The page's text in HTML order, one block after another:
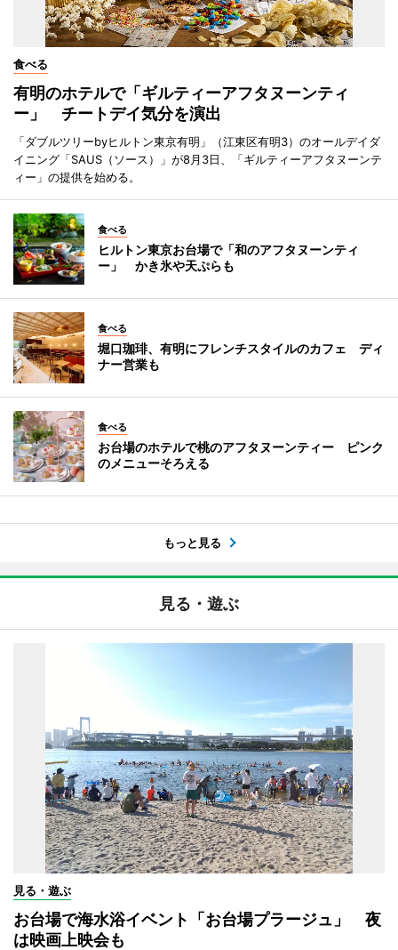
食べる
有明のホテルで「ギルティーアフタヌーンティ
ー」 チートデイ気分を演出
「ダブルツリーbyヒルトン東京有明」（江東区有明3）のオールデイダ
イニング「SAUS（ソース）」が8月3日、「ギルティーアフタヌーンテ
ィー」の提供を始める。
食べる
ヒルトン東京お台場で「和のアフタヌーンティ
ー」 かき氷や天ぷらも
食べる
堀口珈琲、有明にフレンチスタイルのカフェ ディ
ナー営業も
食べる
お台場のホテルで桃のアフタヌーンティー ピンク
のメニューそろえる
もっと見る
見る・遊ぶ
見る・遊ぶ
お台場で海水浴イベント「お台場プラージュ」 夜
は映画上映会も